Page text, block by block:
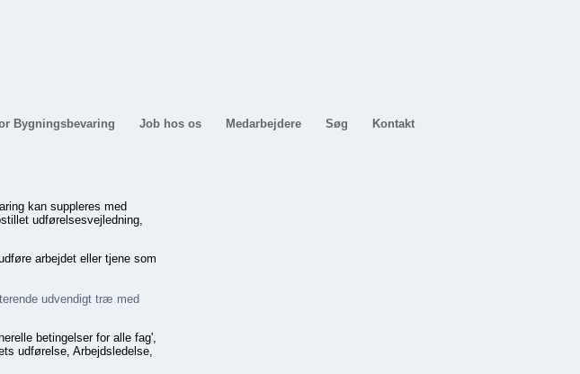
Bygningsbevaring Job hos os Medarbejdere Søg Kontakt
kan suppleres med
udførelsesvejledning,
arbejdet eller tjene som
udvendigt træ med
betingelser for alle fag',
udførelse, Arbejdsledelse,